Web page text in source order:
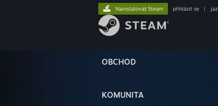
OBCHOD
KOMUNITA
Nainstalovat Steam přihlásit se